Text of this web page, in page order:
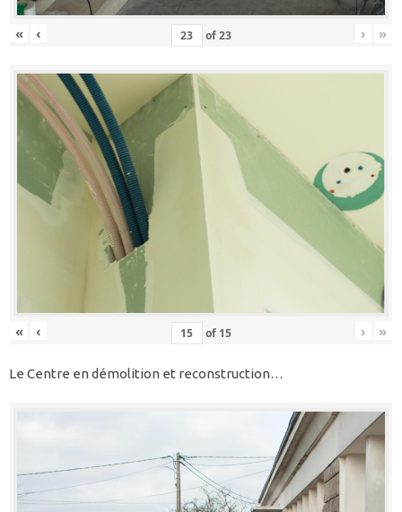
« ‹ of23 › »
« ‹ of 15 › »
Le Centre en démolition et reconstruction…